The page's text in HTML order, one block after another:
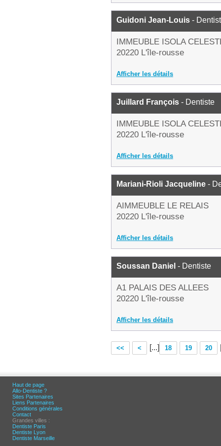
Guidoni Jean-Louis -
IMMEUBLE ISOLA
20220 L'île-rousse
Afficher les détails
Juillard François - Dentiste
IMMEUBLE ISOLA
20220 L'île-rousse
Afficher les détails
Mariani-Rioli Jacqueline -
AIMMEUBLE LE RELAIS
20220 L'île-rousse
Afficher les détails
Soussan Daniel - Dentiste
A1 PALAIS DES ALLEES
20220 L'île-rousse
Afficher les détails
<< < [...] 18 19 20
Haut de page
Allo-Dentiste ?
Sites Partenaires
Liens Partenaires
Conditions générales
Contact
Grandes villes :
Dentiste Paris
Dentiste Lyon
Dentiste Marseille